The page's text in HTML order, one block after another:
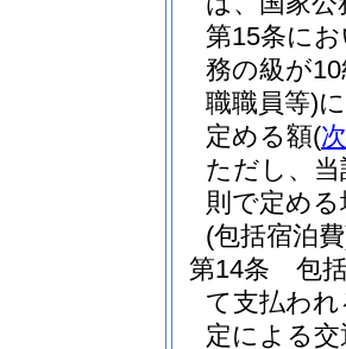
第15条に
務の級が
職職員等)
定める額(
ただし、
則で定め
(包括宿泊
第14条
包
て支払わ
定による